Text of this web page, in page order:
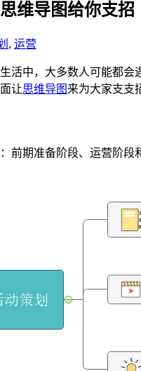
维导图给你支招
, 运营
活中，大多数人可能都
让思维导图 来为大家支支
前期准备阶段、运营阶段